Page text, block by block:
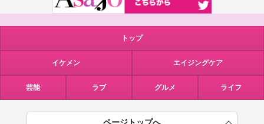
トップ
イケメン エイジングケア
芸能 ラブ グルメ ライフ